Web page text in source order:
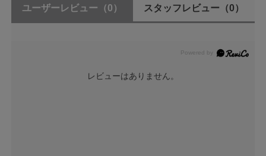
ユーザーレビュー （0） スタッフレビュー （0）
レビューはありません。